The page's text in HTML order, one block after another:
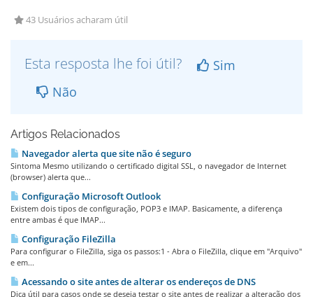
43 Usuários acharam útil
Esta resposta lhe foi útil?
Sim
Não
Artigos Relacionados
Navegador alerta que site não é seguro
Sintoma Mesmo utilizando o certificado digital SSL, o navegador de Internet
(browser) alerta que...
Configuração Microsoft Outlook
Existem dois tipos de configuração, POP3 e IMAP. Basicamente, a diferença
entre ambas é que IMAP...
Configuração FileZilla
Para configurar o FileZilla, siga os passos:1 - Abra o FileZilla, clique em "Arquivo"
e em...
Acessando o site antes de alterar os endereços de DNS
Dica útil para casos onde se deseja testar o site antes de realizar a alteração dos